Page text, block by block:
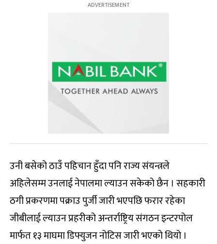
उनी बसेको ठाउँ पहिचान हुँदा पनि राज्य संयन्त्रले
अहिलेसम्म उनलाई नेपालमा ल्याउन सकेको छैन । सहकारी
ठगी प्रकरणमा पक्राउ पुर्जी जारी भएपछि फरार रहेका
जीबीलाई ल्याउन प्रहरीको अन्तर्राष्ट्रिय संगठन इन्टरपोल
मार्फत १३ माघमा डिफ्युजन नोटिस जारी भएको थियो ।